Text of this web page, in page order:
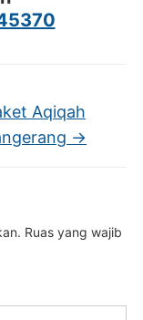
Aqiqah
→
Ruas yang wajib